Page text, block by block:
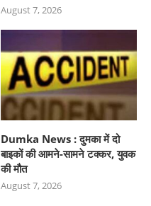
August 7, 2026
Dumka News : दुमका में दो
बाइकों की आमने-सामने टक्कर, युवक
की मौत
August 7, 2026